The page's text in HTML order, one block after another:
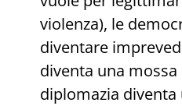
violenza), le
diventare
diventa una
diplomazia diventa